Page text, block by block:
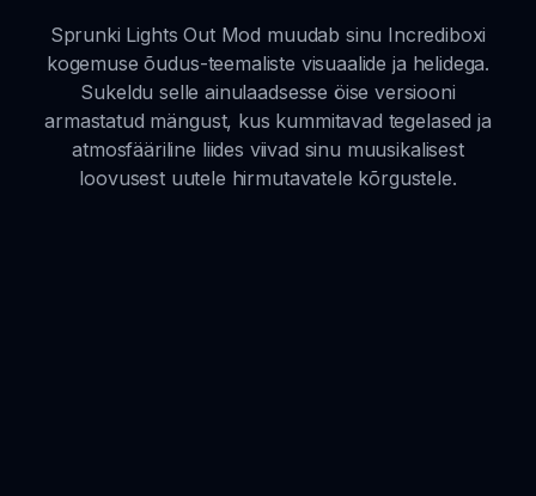
Sprunki Lights Out Mod muudab sinu Incrediboxi
kogemuse õudus-teemaliste visuaalide ja helidega.
Sukeldu selle ainulaadsesse öise versiooni
armastatud mängust, kus kummitavad tegelased ja
atmosfääriline liides viivad sinu muusikalisest
loovusest uutele hirmutavatele kõrgustele.